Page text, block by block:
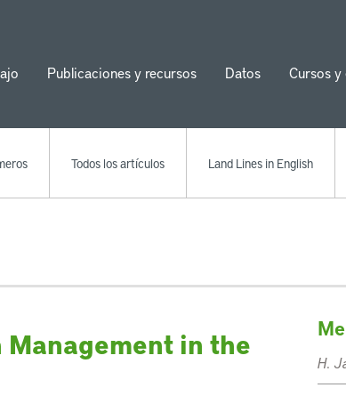
Publicaciones y recursos Datos Cursos y
Todos los artículos Land Lines in English
Management in the
H.